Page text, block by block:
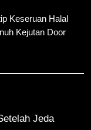
Nyali di Auto
Keseruan Halal
Kejutan Door
Jeda